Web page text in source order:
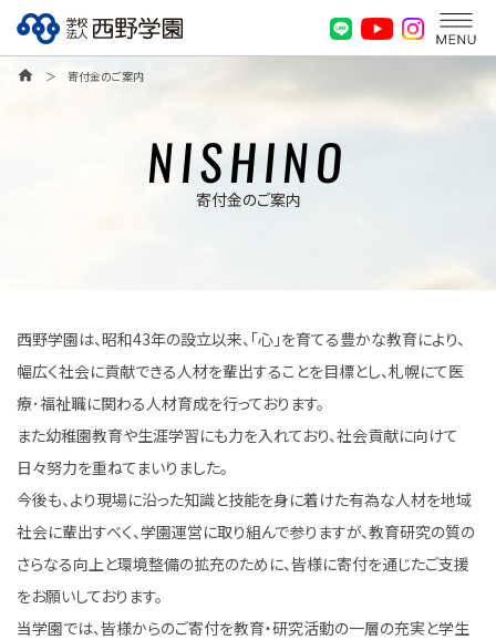
home ＞ 寄付金のご案内
NISHINO
寄付金のご案内
西野学園は、昭和43年の設立以来、「心」を育てる豊かな教育により、
幅広く社会に貢献できる人材を輩出することを目標とし、札幌にて医
療･福祉職に関わる人材育成を行っております。
また幼稚園教育や生涯学習にも力を入れており、社会貢献に向けて
日々努力を重ねてまいりました。
今後も、より現場に沿った知識と技能を身に着けた有為な人材を地域
社会に輩出すべく、学園運営に取り組んで参りますが、教育研究の質の
さらなる向上と環境整備の拡充のために、皆様に寄付を通じたご支援
をお願いしております。
当学園では、皆様からのご寄付を教育・研究活動の一層の充実と学生